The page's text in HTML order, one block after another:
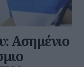
Ασημένιο